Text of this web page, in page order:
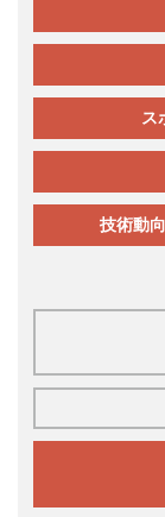
ス
技術動